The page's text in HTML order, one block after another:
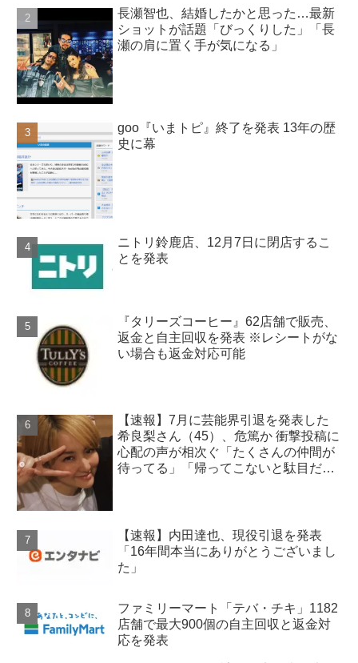
長瀬智也、結婚したかと思った…最新
ショットが話題「びっくりした」「長
瀬の肩に置く手が気になる」
goo『いまトピ』終了を発表 13年の歴
史に幕
ニトリ鈴鹿店、12月7日に閉店するこ
とを発表
『タリーズコーヒー』62店舗で販売、
返金と自主回収を発表 ※レシートがな
い場合も返金対応可能
【速報】7月に芸能界引退を発表した
希良梨さん（45）、危篤か 衝撃投稿に
心配の声が相次ぐ「たくさんの仲間が
待ってる」「帰ってこないと駄目だ
【速報】内田達也、現役引退を発表
「16年間本当にありがとうございまし
た」
ファミリーマート「テバ・チキ」1182
店舗で最大900個の自主回収と返金対
応を発表